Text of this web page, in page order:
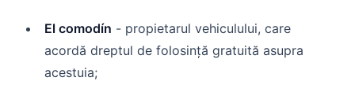
El comodín - propietarul vehiculului, care
acordă dreptul de folosință gratuită asupra
acestuia;